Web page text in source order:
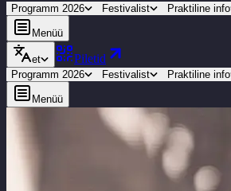
Programm 2026 Festivalist Praktiline info
Menüü
et Piletid
Programm 2026 Festivalist Praktiline info
Menüü